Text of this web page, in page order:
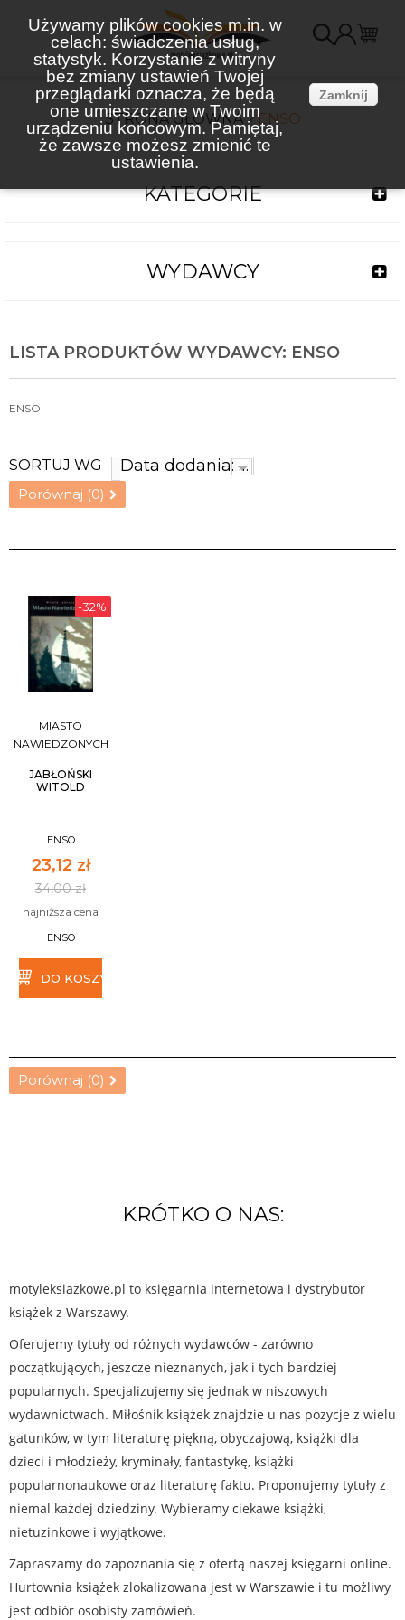
Używamy plików cookies m.in. w
celach: świadczenia usług,
statystyk. Korzystanie z witryny
bez zmiany ustawień Twojej
przeglądarki oznacza, że będą
one umieszczane w Twoim
urządzeniu końcowym. Pamiętaj,
że zawsze możesz zmienić te
ustawienia.
Zamknij
STRONA GŁÓWNA ENSO
KATEGORIE
WYDAWCY
LISTA PRODUKTÓW WYDAWCY: ENSO
ENSO
SORTUJ WG Data dodania: najnowsze
Porównaj (0)
-32%
MIASTO
NAWIEDZONYCH
JABŁOŃSKI
WITOLD
ENSO
23,12 zł
34,00 zł
najniższa cena
ENSO
DO KOSZYKA
Porównaj (0)
KRÓTKO O NAS:
motyleksiazkowe.pl to księgarnia internetowa i dystrybutor
książek z Warszawy.
Oferujemy tytuły od różnych wydawców - zarówno
początkujących, jeszcze nieznanych, jak i tych bardziej
popularnych. Specjalizujemy się jednak w niszowych
wydawnictwach. Miłośnik książek znajdzie u nas pozycje z wielu
gatunków, w tym literaturę piękną, obyczajową, książki dla
dzieci i młodzieży, kryminały, fantastykę, książki
popularnonaukowe oraz literaturę faktu. Proponujemy tytuły z
niemal każdej dziedziny. Wybieramy ciekawe książki,
nietuzinkowe i wyjątkowe.
Zapraszamy do zapoznania się z ofertą naszej księgarni online.
Hurtownia książek zlokalizowana jest w Warszawie i tu możliwy
jest odbiór osobisty zamówień.